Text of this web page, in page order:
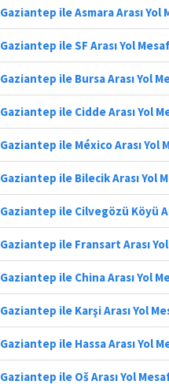
Gaziantep ile Asmara Arası
Gaziantep ile SF Arası Yol
Gaziantep ile Bursa Arası Yol
Gaziantep ile Cidde Arası Yol
Gaziantep ile México Arası Yol
Gaziantep ile Bilecik Arası Yol
Gaziantep ile Cilvegözü Köyü
Gaziantep ile Fransart Arası
Gaziantep ile China Arası Yol
Gaziantep ile Karşi Arası Yol
Gaziantep ile Hassa Arası Yol
Gaziantep ile Oš Arası Yol